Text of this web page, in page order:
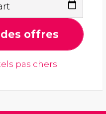
offres
pas chers